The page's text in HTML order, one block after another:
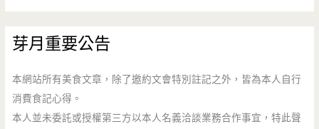
芽月重要公告
本網站所有美食文章，除了邀約文會特別註記之外，皆為本人自行
消費食記心得。
本人並未委託或授權第三方以本人名義洽談業務合作事宜，特此聲